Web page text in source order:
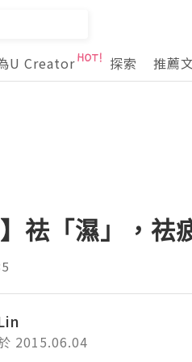
U Creator 探索 推薦
】祛「濕」，
2015.06.04